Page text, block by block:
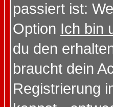
passiert ist:
Option Ich bin
du den
braucht dein
Registrierung